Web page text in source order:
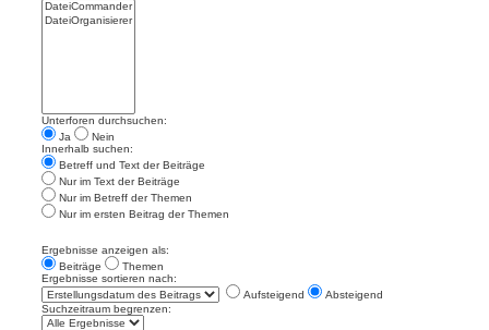
Unterforen durchsuchen:
Ja
Nein
Innerhalb suchen:
Betreff und Text der Beiträge
Nur im Text der Beiträge
Nur im Betreff der Themen
Nur im ersten Beitrag der Themen
Ergebnisse anzeigen als:
Beiträge
Themen
Ergebnisse sortieren nach:
Aufsteigend
Absteigend
Suchzeitraum begrenzen: